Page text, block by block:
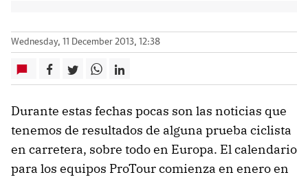
Wednesday, 11 December 2013, 12:38
Durante estas fechas pocas son las noticias que
tenemos de resultados de alguna prueba ciclista
en carretera, sobre todo en Europa. El calendario
para los equipos ProTour comienza en enero en